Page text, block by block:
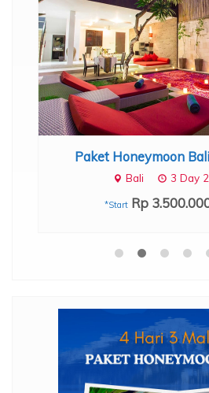
Paket Honeymoon
Bali 3 Day
*Start Rp